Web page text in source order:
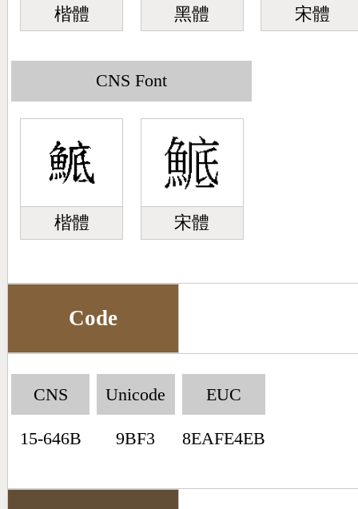
楷體 黑體 宋體
CNS Font
楷體 宋體
Code
CNS
15-646B
Unicode
9BF3
EUC
8EAFE4EB